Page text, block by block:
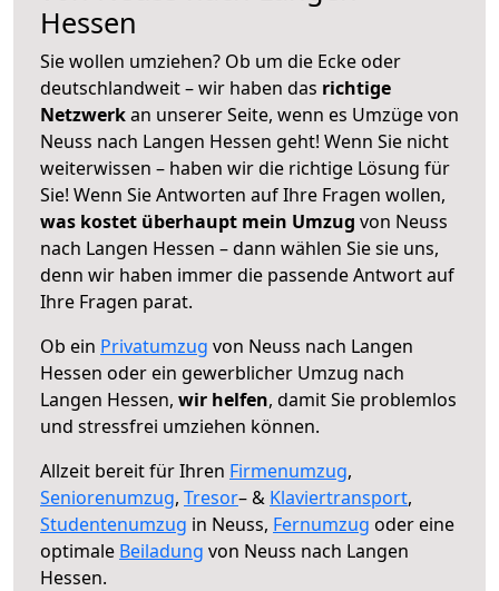
Hessen
Sie wollen umziehen? Ob um die Ecke oder
deutschlandweit – wir haben das richtige
Netzwerkan unserer Seite, wenn es Umzüge von
Neuss nach Langen Hessen geht! Wenn Sie nicht
weiterwissen – haben wir die richtige Lösung für
Sie! Wenn Sie Antworten auf Ihre Fragen wollen,
was kostet überhaupt mein Umzug von Neuss
nach Langen Hessen – dann wählen Sie sie uns,
denn wir haben immer die passende Antwort auf
Ihre Fragen parat.
Ob ein Privatumzug von Neuss nach Langen
Hessen oder ein gewerblicher Umzug nach
Langen Hessen, wir helfen, damit Sie problemlos
und stressfrei umziehen können.
Allzeit bereit für Ihren Firmenumzug,
Seniorenumzug, Tresor– & Klaviertransport,
Studentenumzug in Neuss, Fernumzug oder eine
optimale Beiladung von Neuss nach Langen
Hessen.